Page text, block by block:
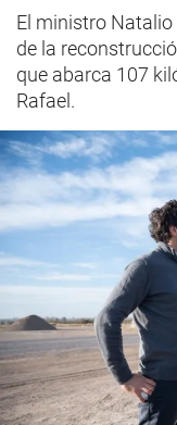
El ministro
de la
que abarca 107
Rafael.